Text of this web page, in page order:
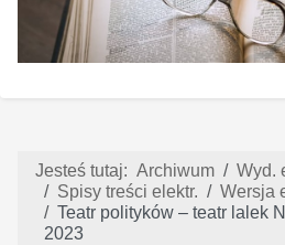
Jesteś tutaj: Archiwum
Wyd.
Spisy treści elektr.
Wersja
Teatr polityków – teatr lalek
2023